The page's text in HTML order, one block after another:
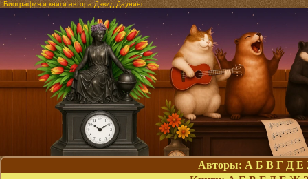
Биография и книги автора Дэвид Даунинг
Авторы: А Б В Г Д Е